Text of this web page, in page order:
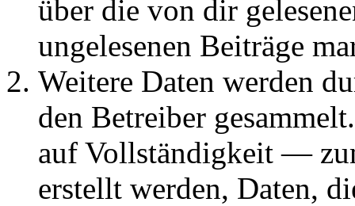
über die von dir
ungelesenen Beiträge
Weitere Daten werden
den Betreiber
auf Vollständigkeit —
erstellt werden, Daten,